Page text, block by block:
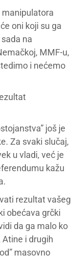
manipulatora
oni koji su ga
na
MMF-u,
i nećemo
još je
Za svaki slučaj,
u vladi, već je
kažu
rezultat vašeg
obećava grčki
da ga malo ko
i drugih
masovno